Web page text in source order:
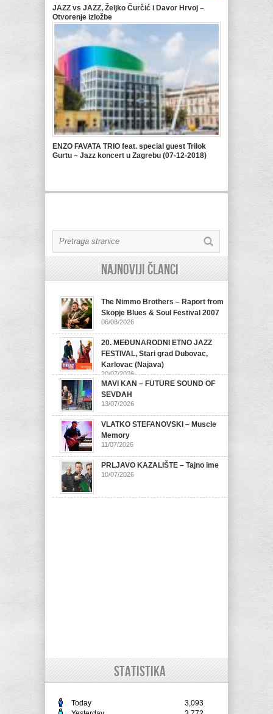
JAZZ vs JAZZ, Željko Čurčić i Davor Hrvoj –
Otvorenje izložbe
ENZO FAVATA TRIO feat. special guest Trilok
Gurtu – Jazz koncert u Zagrebu (07-12-2018)
Najnoviji članci
The Nimmo Brothers – Raport from
Skopje Blues & Soul Festival 2007
06/08/2026
20. MEĐUNARODNI ETNO JAZZ
FESTIVAL, Stari grad Dubovac,
Karlovac (Najava)
20/07/2026
MAVI KAN – FUTURE SOUND OF
SEVDAH
13/07/2026
VLATKO STEFANOVSKI – Muscle
Memory
11/07/2026
PRLJAVO KAZALIŠTE – Tajno ime
10/07/2026
STATISTIKA
Today
3,093